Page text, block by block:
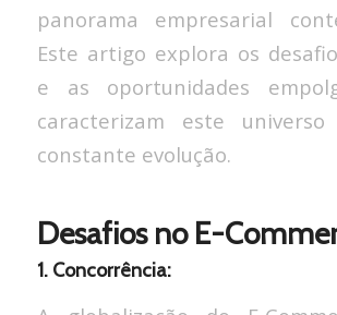
panorama empresarial
Este artigo explora os
e as oportunidades
caracterizam este
constante evolução.
Desafios no E-
1. Concorrência: